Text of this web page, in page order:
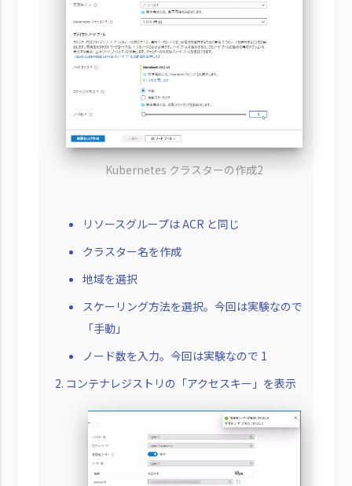
Kubernetes クラスターの作成2
リソースグループは ACR と同じ
クラスター名を作成
地域を選択
スケーリング方法を選択。今回は実験なので
「手動」
ノード数を入力。今回は実験なので 1
コンテナレジストリの「アクセスキー」を表示